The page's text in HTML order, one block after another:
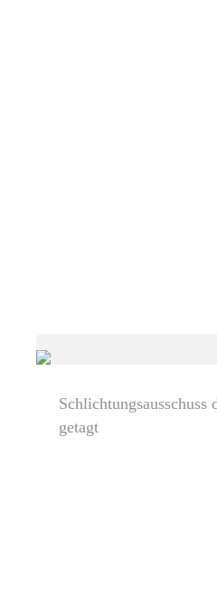
getagt